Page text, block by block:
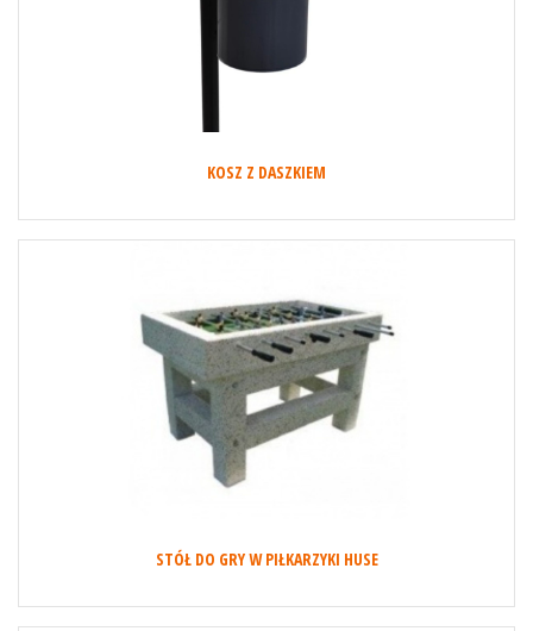
KOSZ Z DASZKIEM
STÓŁ DO GRY W PIŁKARZYKI HUSE